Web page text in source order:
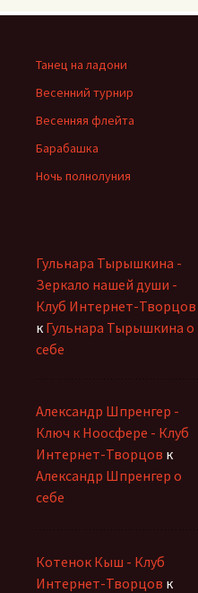
Танец на ладони
Весенний турнир
Весенняя флейта
Барабашка
Ночь полнолуния
Гульнара Тырышкина -
Зеркало нашей души -
Клуб Интернет-Творцов
к Гульнара Тырышкина о
себе
Александр Шпренгер -
Ключ к Ноосфере - Клуб
Интернет-Творцов к
Александр Шпренгер о
себе
Котенок Кыш - Клуб
Интернет-Творцов к